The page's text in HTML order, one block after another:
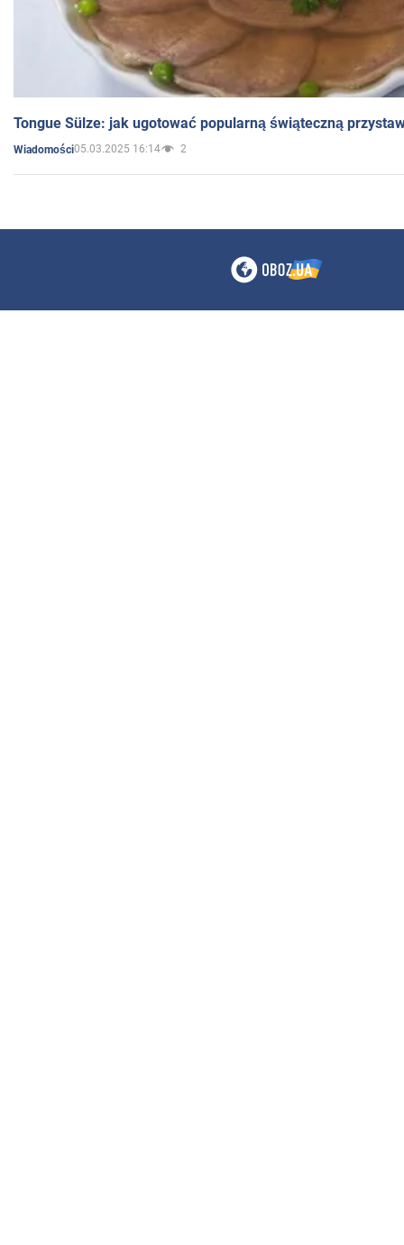
Tongue Sülze: jak ugotować popularną świąteczną
Wiadomości05.03.2025 16:14 2